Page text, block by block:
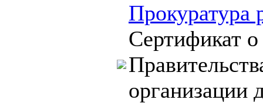
Прокуратура
Сертификат
организации